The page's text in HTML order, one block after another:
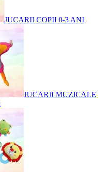
JUCARII COPII 0-3 ANI
JUCARII MUZICALE